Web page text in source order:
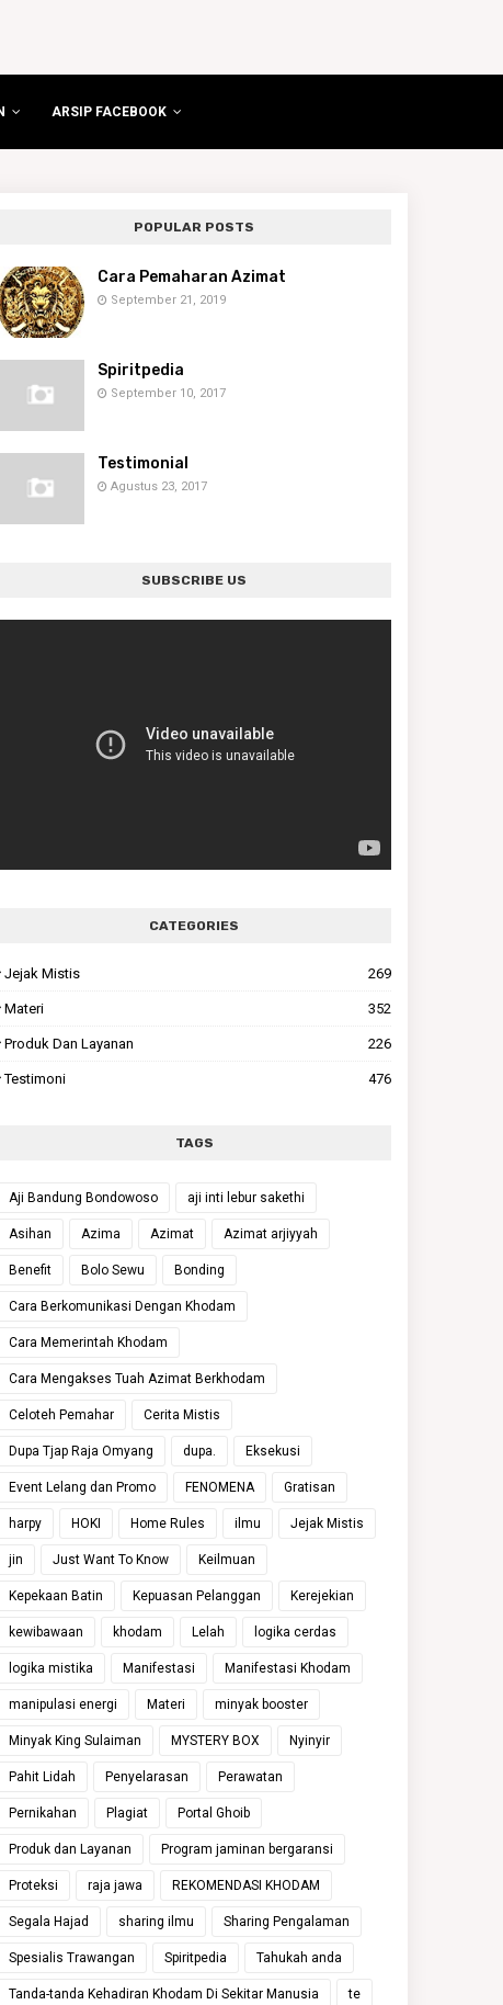
ARSIP FACEBOOK
POPULAR POSTS
Cara Pemaharan Azimat
September 21, 2019
Spiritpedia
September 10, 2017
Testimonial
Agustus 23, 2017
SUBSCRIBE US
CATEGORIES
Jejak Mistis 269
Materi 352
Produk Dan Layanan 226
Testimoni 476
TAGS
Aji Bandung Bondowoso aji inti lebur sakethi
Asihan Azima Azimat Azimat arjiyyah
Benefit Bolo Sewu Bonding
Cara Berkomunikasi Dengan Khodam
Cara Memerintah Khodam
Cara Mengakses Tuah Azimat Berkhodam
Celoteh Pemahar Cerita Mistis
Dupa Tjap Raja Omyang dupa. Eksekusi
Event Lelang dan Promo FENOMENA Gratisan
harpy HOKI Home Rules ilmu Jejak Mistis
jin Just Want To Know Keilmuan
Kepekaan Batin Kepuasan Pelanggan Kerejekian
kewibawaan khodam Lelah logika cerdas
logika mistika Manifestasi Manifestasi Khodam
manipulasi energi Materi minyak booster
Minyak King Sulaiman MYSTERY BOX Nyinyir
Pahit Lidah Penyelarasan Perawatan
Pernikahan Plagiat Portal Ghoib
Produk dan Layanan Program jaminan bergaransi
Proteksi raja jawa REKOMENDASI KHODAM
Segala Hajad sharing ilmu Sharing Pengalaman
Spesialis Trawangan Spiritpedia Tahukah anda
Tanda-tanda Kehadiran Khodam Di Sekitar Manusia te